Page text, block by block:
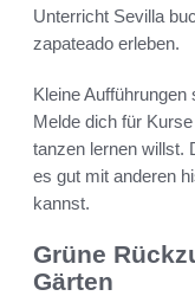
Unterricht Sevilla
zapateado erleben.
Kleine
Melde dich für
tanzen lernen willst.
es gut mit anderen
kannst.
Grüne
Gärten